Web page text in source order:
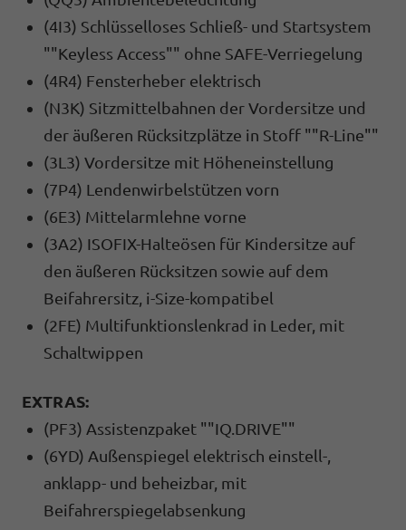
(4I3) Schlüsselloses Schließ- und Startsystem
""Keyless Access"" ohne SAFE-Verriegelung
(4R4) Fensterheber elektrisch
(N3K) Sitzmittelbahnen der Vordersitze und
der äußeren Rücksitzplätze in Stoff ""R-Line""
(3L3) Vordersitze mit Höheneinstellung
(7P4) Lendenwirbelstützen vorn
(6E3) Mittelarmlehne vorne
(3A2) ISOFIX-Halteösen für Kindersitze auf
den äußeren Rücksitzen sowie auf dem
Beifahrersitz, i-Size-kompatibel
(2FE) Multifunktionslenkrad in Leder, mit
Schaltwippen
EXTRAS:
(PF3) Assistenzpaket ""IQ.DRIVE""
(6YD) Außenspiegel elektrisch einstell-,
anklapp- und beheizbar, mit
Beifahrerspiegelabsenkung